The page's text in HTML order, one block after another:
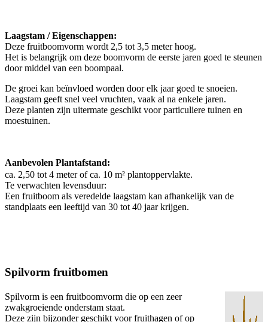
Laagstam / Eigenschappen:
Deze fruitboomvorm wordt 2,5 tot 3,5 meter hoog.
Het is belangrijk om deze boomvorm de eerste jaren goed te steunen
door middel van een boompaal.
De groei kan beïnvloed worden door elk jaar goed te snoeien.
Laagstam geeft snel veel vruchten, vaak al na enkele jaren.
Deze planten zijn uitermate geschikt voor particuliere tuinen en
moestuinen.
Aanbevolen Plantafstand:
ca. 2,50 tot 4 meter of ca. 10 m² plantoppervlakte.
Te verwachten levensduur:
Een fruitboom als veredelde laagstam kan afhankelijk van de
standplaats een leeftijd van 30 tot 40 jaar krijgen.
Spilvorm fruitbomen
Spilvorm is een fruitboomvorm die op een zeer
zwakgroeiende onderstam staat.
Deze zijn bijzonder geschikt voor fruithagen of op